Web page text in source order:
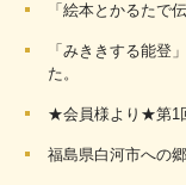
「絵本とかるたで
「みききする能登
た。
★会員様より★第1
福島県白河市への